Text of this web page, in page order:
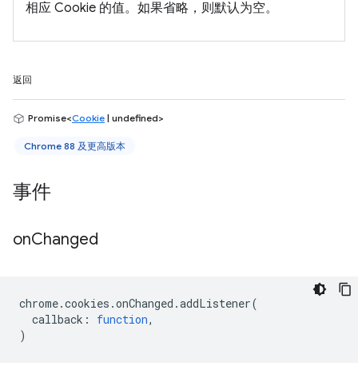
相应 Cookie 的值。如果省略，则默认为空。
返回
Promise<Cookie | undefined>
Chrome 88 及更高版本
事件
onChanged
chrome.cookies .onChanged .addListener(
callback : function,
)